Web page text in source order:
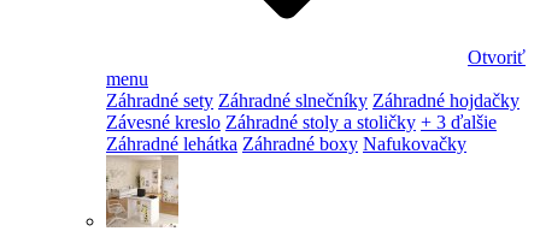
Otvoriť
menu
Záhradné sety Záhradné slnečníky Záhradné hojdačky
Závesné kreslo Záhradné stoly a stoličky + 3 ďalšie
Záhradné lehátka Záhradné boxy Nafukovačky